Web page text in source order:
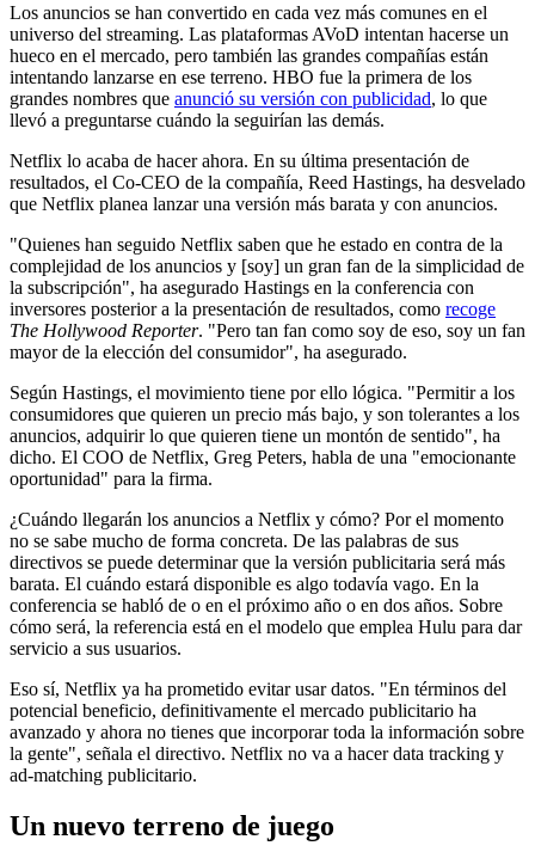
Los anuncios se han convertido en cada vez más comunes en el
universo del streaming. Las plataformas AVoD intentan hacerse un
hueco en el mercado, pero también las grandes compañías están
intentando lanzarse en ese terreno. HBO fue la primera de los
grandes nombres que anunció su versión con publicidad, lo que
llevó a preguntarse cuándo la seguirían las demás.
Netflix lo acaba de hacer ahora. En su última presentación de
resultados, el Co-CEO de la compañía, Reed Hastings, ha desvelado
que Netflix planea lanzar una versión más barata y con anuncios.
"Quienes han seguido Netflix saben que he estado en contra de la
complejidad de los anuncios y [soy] un gran fan de la simplicidad de
la subscripción", ha asegurado Hastings en la conferencia con
inversores posterior a la presentación de resultados, como recoge
The Hollywood Reporter. "Pero tan fan como soy de eso, soy un fan
mayor de la elección del consumidor", ha asegurado.
Según Hastings, el movimiento tiene por ello lógica. "Permitir a los
consumidores que quieren un precio más bajo, y son tolerantes a los
anuncios, adquirir lo que quieren tiene un montón de sentido", ha
dicho. El COO de Netflix, Greg Peters, habla de una "emocionante
oportunidad" para la firma.
¿Cuándo llegarán los anuncios a Netflix y cómo? Por el momento
no se sabe mucho de forma concreta. De las palabras de sus
directivos se puede determinar que la versión publicitaria será más
barata. El cuándo estará disponible es algo todavía vago. En la
conferencia se habló de o en el próximo año o en dos años. Sobre
cómo será, la referencia está en el modelo que emplea Hulu para dar
servicio a sus usuarios.
Eso sí, Netflix ya ha prometido evitar usar datos. "En términos del
potencial beneficio, definitivamente el mercado publicitario ha
avanzado y ahora no tienes que incorporar toda la información sobre
la gente", señala el directivo. Netflix no va a hacer data tracking y
ad-matching publicitario.
Un nuevo terreno de juego